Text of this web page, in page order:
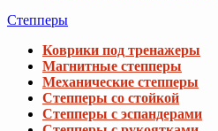
Степперы
Коврики под тренажеры
Магнитные степперы
Механические степперы
Степперы со стойкой
Степперы с эспандерами